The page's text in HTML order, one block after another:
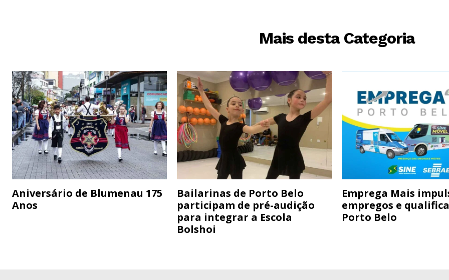
Mais desta Categoria
Aniversário de Blumenau 175
Anos
Bailarinas de Porto Belo
participam de pré-audição
para integrar a Escola
Bolshoi
Emprega Mais
empregos e
Porto Belo